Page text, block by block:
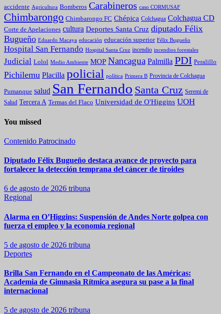
accidente Agricultura Bomberos Carabineros caso CORMUSAF
Chimbarongo Chimbarongo FC Chépica Colchagua Colchagua CD
Corte de Apelaciones cultura Deportes Santa Cruz diputado Félix
Bugueño Eduardo Macaya educación educación superior Félix Bugueño
Hospital San Fernando Hospital Santa Cruz incendio incendios forestales
Judicial Lolol Medio Ambiente MOP Nancagua Palmilla PDI Peralillo
Pichilemu Placilla policial política Primera B Provincia de Colchagua
Pumanque salud San Fernando Santa Cruz Seremi de
Salud Tercera A Termas del Flaco Universidad de O'Higgins UOH
You missed
Contenido Patrocinado
Diputado Félix Bugueño destaca avance de proyecto para
fortalecer la detección temprana del cáncer de tiroides
6 de agosto de 2026 tribuna
Regional
Alarma en O’Higgins: Suspensión de Andes Norte golpea con
fuerza el empleo y la economía regional
5 de agosto de 2026 tribuna
Deportes
Brilla San Fernando en el Campeonato de las Américas:
Academia de Gimnasia Rítmica asegura su pase a la final
internacional
5 de agosto de 2026 tribuna